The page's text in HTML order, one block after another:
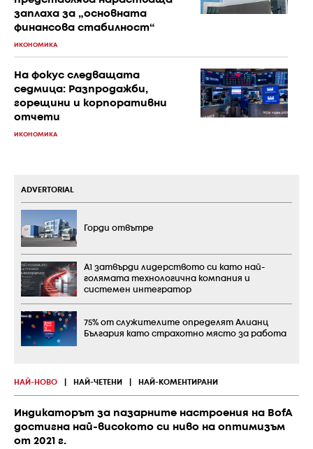
заплаха за „основната
финансова стабилност“
ИКОНОМИКА
На фокус следващата
седмица: Разпродажби,
горещини и корпоративни
отчети
ИКОНОМИКА
НАЙ-НОВО НАЙ-ЧЕТЕНИ НАЙ-КОМЕНТИРАНИ
Индикаторът за пазарните настроения на BofA
достигна най-високото си ниво на оптимизъм
от 2021 г.
ADVERTORIAL
Горди отвътре
А1 затвърди лидерството си като най-
голямата технологична компания и
системен интегратор
75% от служителите определят Алианц
България като страхотно място за работа